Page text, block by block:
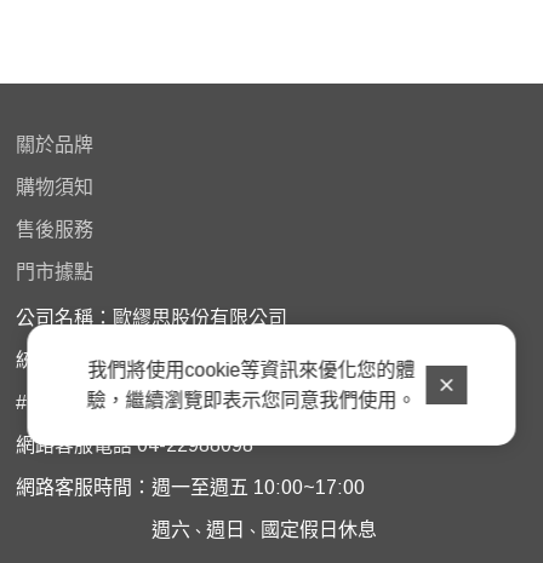
關於品牌
購物須知
售後服務
門市據點
公司名稱：歐繆思股份有限公司
統一編號：45882963
# 門市購買商品如需諮詢服務﹐請洽原購買門市
網路客服電話 04-22988098
網路客服時間：週一至週五 10:00~17:00
週六 、週日 、 國定假日休息
我們將使用cookie等資訊來優化您的體
驗，繼續瀏覽即表示您同意我們使用。